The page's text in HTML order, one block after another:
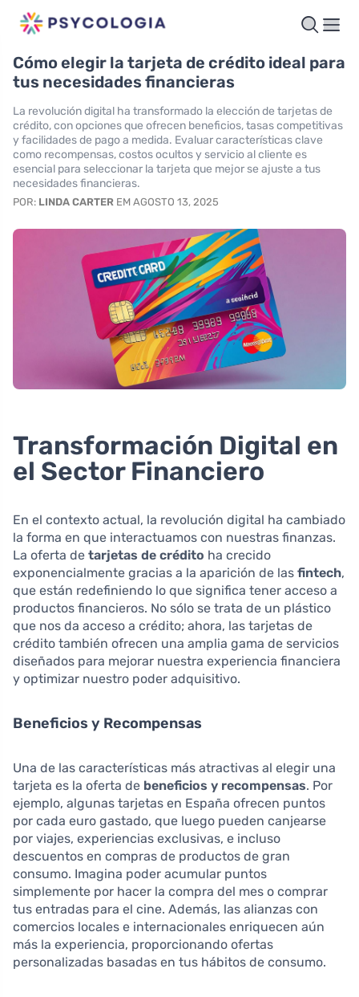
Cómo elegir la tarjeta de crédito ideal para
tus necesidades financieras
La revolución digital ha transformado la elección de tarjetas de
crédito, con opciones que ofrecen beneficios, tasas competitivas
y facilidades de pago a medida. Evaluar características clave
como recompensas, costos ocultos y servicio al cliente es
esencial para seleccionar la tarjeta que mejor se ajuste a tus
necesidades financieras.
POR: LINDA CARTER EM AGOSTO 13, 2025
Transformación Digital en
el Sector Financiero
En el contexto actual, la revolución digital ha cambiado
la forma en que interactuamos con nuestras finanzas.
La oferta de tarjetas de crédito ha crecido
exponencialmente gracias a la aparición de las fintech,
que están redefiniendo lo que significa tener acceso a
productos financieros. No sólo se trata de un plástico
que nos da acceso a crédito; ahora, las tarjetas de
crédito también ofrecen una amplia gama de servicios
diseñados para mejorar nuestra experiencia financiera
y optimizar nuestro poder adquisitivo.
Beneficios y Recompensas
Una de las características más atractivas al elegir una
tarjeta es la oferta de beneficios y recompensas. Por
ejemplo, algunas tarjetas en España ofrecen puntos
por cada euro gastado, que luego pueden canjearse
por viajes, experiencias exclusivas, e incluso
descuentos en compras de productos de gran
consumo. Imagina poder acumular puntos
simplemente por hacer la compra del mes o comprar
tus entradas para el cine. Además, las alianzas con
comercios locales e internacionales enriquecen aún
más la experiencia, proporcionando ofertas
personalizadas basadas en tus hábitos de consumo.